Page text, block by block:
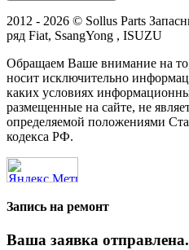
2012 - 2026 © Sollus Parts
ряд Fiat, SsangYong , ISUZU
Обращаем Ваше внимание на
носит исключительно
каких условиях
размещенные на сайте, не
определяемой положениями
кодекса РФ.
Запись на ремонт
Ваша заявка